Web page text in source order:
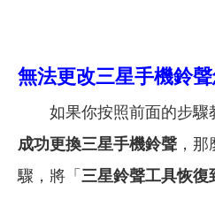
無法更改三星手機鈴
如果你按照前面的步驟
成功更換三星手機鈴聲 ，
驟，將「 三星鈴聲工具恢復